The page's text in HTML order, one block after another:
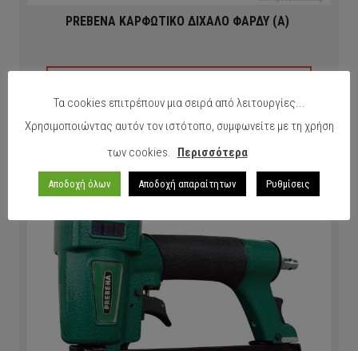
PREBENA ΚΑΡΦΩΤΙΚΟ ΔΙΧΑΛΟ ΦΑΡΔΥ (Α)
Τα cookies επιτρέπουν μια σειρά από λειτουργίες...
Χρησιμοποιώντας αυτόν τον ιστότοπο, συμφωνείτε με τη χρήση
των cookies. Περισσότερα
Αποδοχή όλων Αποδοχή απαραίτητων Ρυθμίσεις